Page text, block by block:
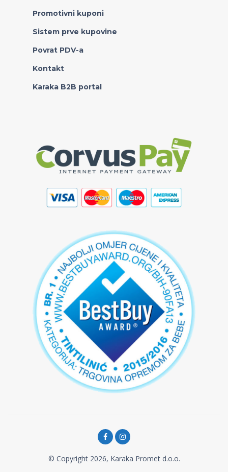
Promotivni kuponi
Sistem prve kupovine
Povrat PDV-a
Kontakt
Karaka B2B portal
© Copyright 2026, Karaka Promet d.o.o.